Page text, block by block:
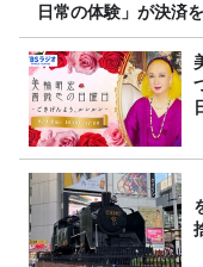
日常の体験」が決済
理由